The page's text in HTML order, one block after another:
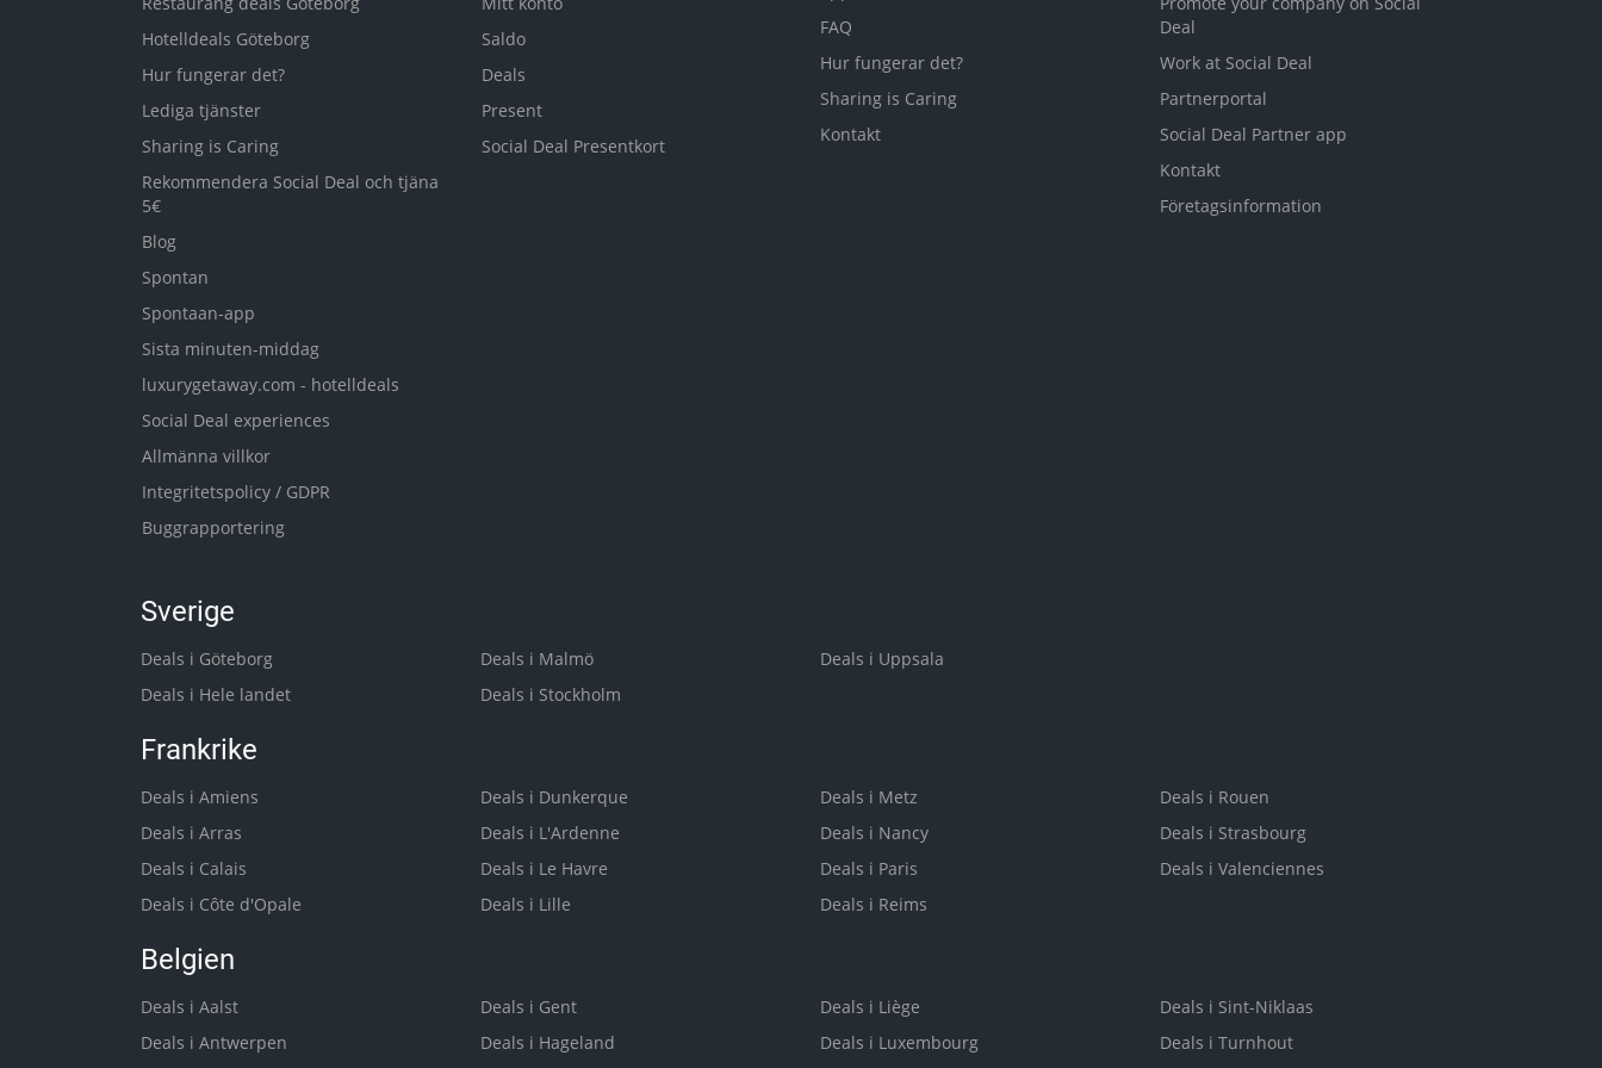
Hotelldeals Göteborg
Hur fungerar det?
Lediga tjänster
Sharing is Caring
Rekommendera Social Deal och tjäna
5€
Blog
Spontan
Spontaan-app
Sista minuten-middag
luxurygetaway.com - hotelldeals
Social Deal experiences
Allmänna villkor
Integritetspolicy / GDPR
Buggrapportering
Saldo
Deals
Present
Social Deal Presentkort
FAQ
Hur fungerar det?
Sharing is Caring
Kontakt
Deal
Work at Social Deal
Partnerportal
Social Deal Partner app
Kontakt
Företagsinformation
Sverige
Deals i Göteborg
Deals i Hele landet
Deals i Malmö
Deals i Stockholm
Deals i Uppsala
Frankrike
Deals i Amiens
Deals i Arras
Deals i Calais
Deals i Côte d'Opale
Deals i Dunkerque
Deals i L'Ardenne
Deals i Le Havre
Deals i Lille
Deals i Metz
Deals i Nancy
Deals i Paris
Deals i Reims
Deals i Rouen
Deals i Strasbourg
Deals i Valenciennes
Belgien
Deals i Aalst
Deals i Antwerpen
Deals i Gent
Deals i Hageland
Deals i Liège
Deals i Luxembourg
Deals i Sint-Niklaas
Deals i Turnhout